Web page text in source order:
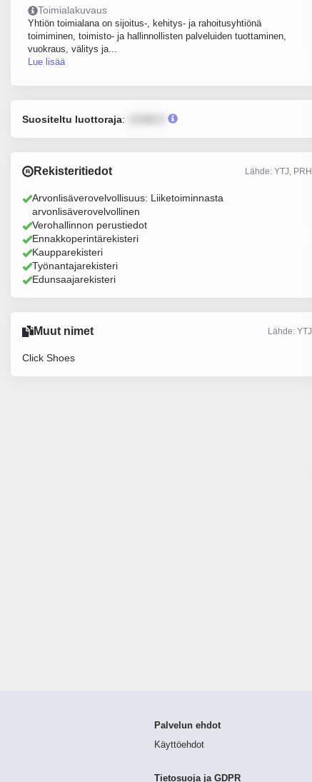
Toimialakuvaus
Yhtiön toimialana on sijoitus-, kehitys- ja rahoitusyhtiönä
toimiminen, toimisto- ja hallinnollisten palveluiden tuottaminen,
vuokraus, välitys ja...
Lue lisää
Suositeltu luottoraja:
Rekisteritiedot Lähde: YTJ, PRH
Arvonlisäverovelvollisuus: Liiketoiminnasta
arvonlisäverovelvollinen
Verohallinnon perustiedot
Ennakkoperintärekisteri
Kaupparekisteri
Työnantajarekisteri
Edunsaajarekisteri
Muut nimet Lähde: YTJ
Click Shoes
Palvelun ehdot
Käyttöehdot
Tietosuoja ja GDPR